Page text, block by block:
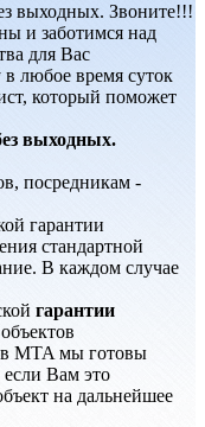
выходных. Звоните!!!
и заботимся над
для Вас
любое время суток
который поможет
выходных.
посредникам -
гарантии
стандартной
В каждом случае
гарантии
MTA мы готовы
Вам это
на дальнейшее